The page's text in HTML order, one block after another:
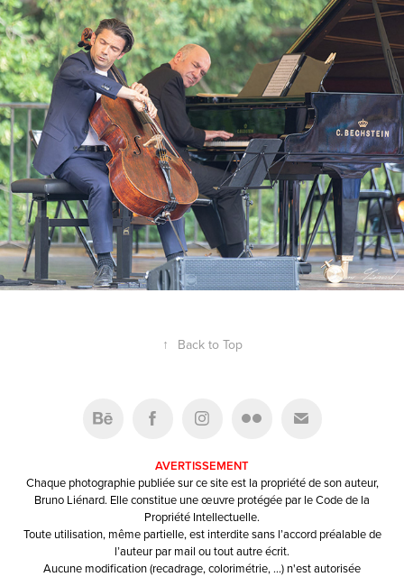
Gautier Capuçon
2023
↑ Back to Top
AVERTISSEMENT
Chaque photographie publiée sur ce site est la propriété de son auteur,
Bruno Liénard. Elle constitue une œuvre protégée par le Code de la
Propriété Intellectuelle.
Toute utilisation, même partielle, est interdite sans l’accord préalable de
l’auteur par mail ou tout autre écrit.
Aucune modification (recadrage, colorimétrie, …) n'est autorisée